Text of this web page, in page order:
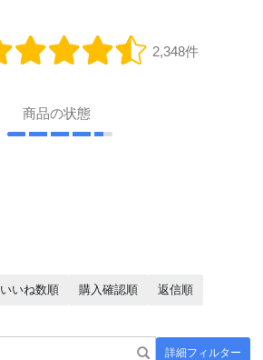
2,348件
商品の状態
詳細フィルター
いいね数順 購入確認順 返信順